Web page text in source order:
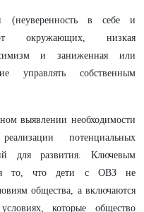
(неуверенность в себе и
окружающих, низкая
и заниженная или
управлять собственным
выявлении необходимости
потенциальных
для развития. Ключевым
то, что дети с ОВЗ не
общества, а включаются
которые общество